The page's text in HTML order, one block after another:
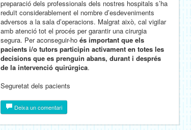
preparació dels professionals dels nostres hospitals s’ha
reduït considerablement el nombre d’esdeveniments
adversos a la sala d’operacions. Malgrat això, cal vigilar
amb atenció tot el procés per garantir una cirurgia
segura. Per aconseguir-ho és important que els
pacients i/o tutors participin activament en totes les
decisions que es prenguin abans, durant i després
de la intervenció quirúrgica.
Seguretat dels pacients
Deixa un comentari